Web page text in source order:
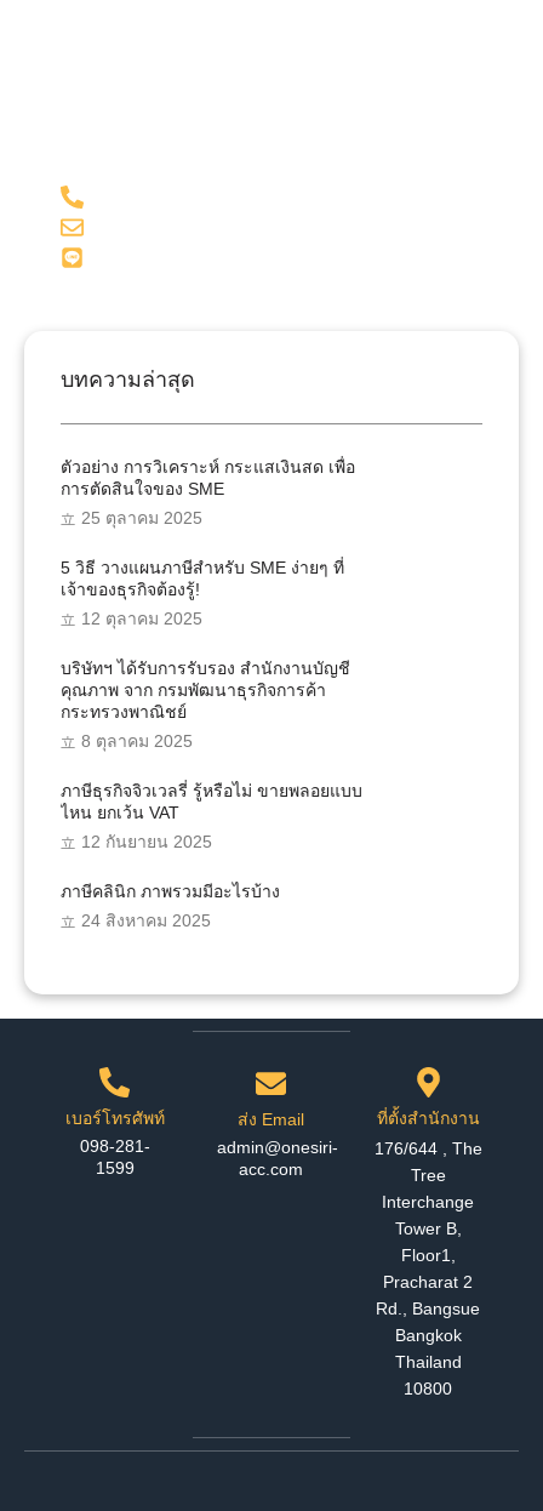
บทความล่าสุด
ตัวอย่าง การวิเคราะห์ กระแสเงินสด เพื่อ
การตัดสินใจของ SME
25 ตุลาคม 2025
5 วิธี วางแผนภาษีสำหรับ SME ง่ายๆ ที่
เจ้าของธุรกิจต้องรู้!
12 ตุลาคม 2025
บริษัทฯ ได้รับการรับรอง สำนักงานบัญชี
คุณภาพ จาก กรมพัฒนาธุรกิจการค้า
กระทรวงพาณิชย์
8 ตุลาคม 2025
ภาษีธุรกิจจิวเวลรี่ รู้หรือไม่ ขายพลอยแบบ
ไหน ยกเว้น VAT
12 กันยายน 2025
ภาษีคลินิก ภาพรวมมีอะไรบ้าง
24 สิงหาคม 2025
เบอร์โทรศัพท์
098-281-
1599
ส่ง Email
admin@onesiri-
acc.com
ที่ตั้งสำนักงาน
176/644 , The
Tree
Interchange
Tower B,
Floor1,
Pracharat 2
Rd., Bangsue
Bangkok
Thailand
10800